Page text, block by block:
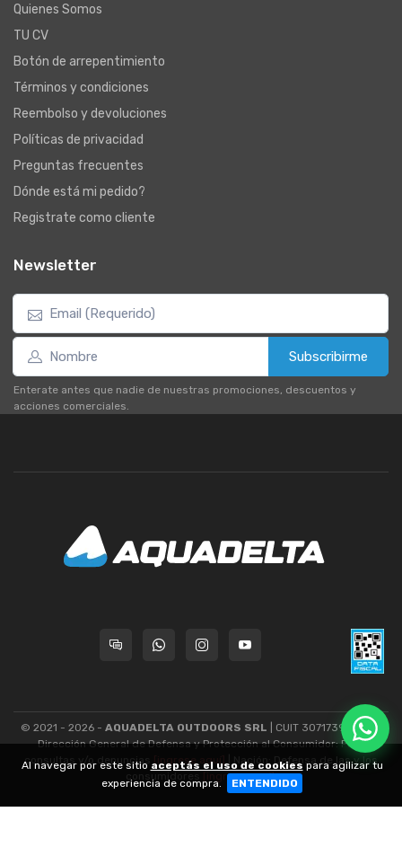
Quienes Somos
TU CV
Botón de arrepentimiento
Términos y condiciones
Reembolso y devoluciones
Políticas de privacidad
Preguntas frecuentes
Dónde está mi pedido?
Registrate como cliente
Newsletter
Subscribirme
Enterate antes que nadie de nuestras promociones, descuentos y
acciones comerciales.
© 2021 - 2026 - AQUADELTA OUTDOORS SRL | CUIT 30717393445 -
Dirección General de Defensa y Protección al Consumidor: Para
consultas y/o denuncias
[ingrese aquí]
| Nación: Defensa de las y los
[ingrese aquí].
Al navegar por este sitio aceptás el uso de cookies para agilizar tu
experiencia de compra.
ENTENDIDO